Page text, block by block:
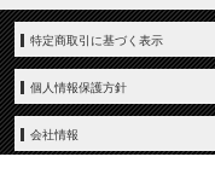
特定商取引に基づく表示
個人情報保護方針
会社情報